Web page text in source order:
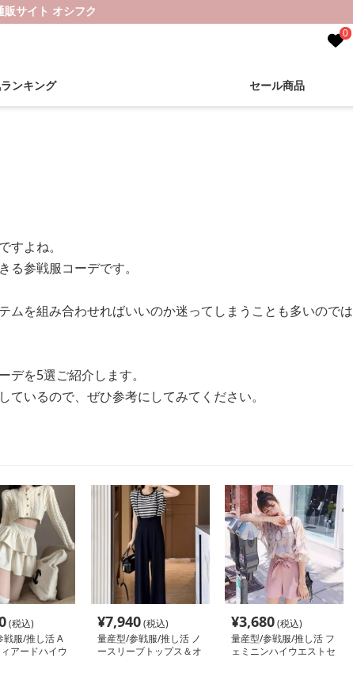
販サイト オシフク
0
ランキング セール商品
よね。
参戦服コーデです。
ムを組み合わせればいいのか迷ってしまうことも多いのでは
を5選ご紹介します。
いるので、ぜひ参考にしてみてください。
(税込)
戦服/推し活 A
アードハイウ
¥7,940(税込)
量産型/参戦服/推し活 ノ
ースリーブトップス＆オ
¥3,680(税込)
量産型/参戦服/推し活 フ
ェミニンハイウエストセ